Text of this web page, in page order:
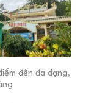
đến đa dạng,